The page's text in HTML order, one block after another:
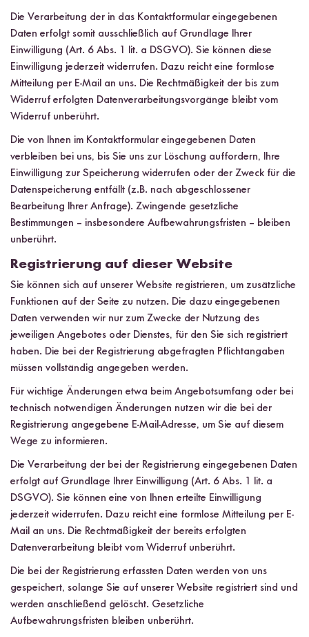
Die Verarbeitung der in das Kontaktformular eingegebenen
Daten erfolgt somit ausschließlich auf Grundlage Ihrer
Einwilligung (Art. 6 Abs. 1 lit. a DSGVO). Sie können diese
Einwilligung jederzeit widerrufen. Dazu reicht eine formlose
Mitteilung per E-Mail an uns. Die Rechtmäßigkeit der bis zum
Widerruf erfolgten Datenverarbeitungsvorgänge bleibt vom
Widerruf unberührt.
Die von Ihnen im Kontaktformular eingegebenen Daten
verbleiben bei uns, bis Sie uns zur Löschung auffordern, Ihre
Einwilligung zur Speicherung widerrufen oder der Zweck für die
Datenspeicherung entfällt (z.B. nach abgeschlossener
Bearbeitung Ihrer Anfrage). Zwingende gesetzliche
Bestimmungen – insbesondere Aufbewahrungsfristen – bleiben
unberührt.
Registrierung auf dieser Website
Sie können sich auf unserer Website registrieren, um zusätzliche
Funktionen auf der Seite zu nutzen. Die dazu eingegebenen
Daten verwenden wir nur zum Zwecke der Nutzung des
jeweiligen Angebotes oder Dienstes, für den Sie sich registriert
haben. Die bei der Registrierung abgefragten Pflichtangaben
müssen vollständig angegeben werden.
Für wichtige Änderungen etwa beim Angebotsumfang oder bei
technisch notwendigen Änderungen nutzen wir die bei der
Registrierung angegebene E-Mail-Adresse, um Sie auf diesem
Wege zu informieren.
Die Verarbeitung der bei der Registrierung eingegebenen Daten
erfolgt auf Grundlage Ihrer Einwilligung (Art. 6 Abs. 1 lit. a
DSGVO). Sie können eine von Ihnen erteilte Einwilligung
jederzeit widerrufen. Dazu reicht eine formlose Mitteilung per E-
Mail an uns. Die Rechtmäßigkeit der bereits erfolgten
Datenverarbeitung bleibt vom Widerruf unberührt.
Die bei der Registrierung erfassten Daten werden von uns
gespeichert, solange Sie auf unserer Website registriert sind und
werden anschließend gelöscht. Gesetzliche
Aufbewahrungsfristen bleiben unberührt.